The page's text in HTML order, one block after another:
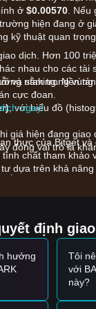
ở $0.00570 .
hiện đang ở
kỹ thuật quan
nằm trong vùng
cực đoan.
, với biểu đồ
giá hiện đang
đóng vai trò là
chịu ảnh hưởng
đợt hủy niêm yết
góp phần gây
Chain (BSC) để cải
trường, các chiến
dịch. Hơn 100
nhau cho các tài
và staking. Nền
ngay!
thực của Bitget
chất tham
dựa trên khả năng
định
hưởng
Tôi
với
này?